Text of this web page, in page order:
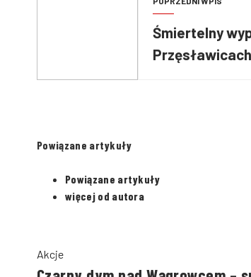
Śmiertelny
Powiązane artykuły
Powiązane artykuły
więcej od autora
Akcje